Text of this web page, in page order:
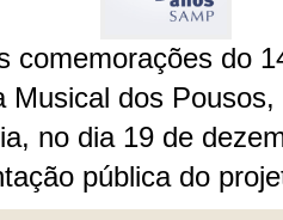
comemorações do
Musical dos
no dia 19 de
pública do